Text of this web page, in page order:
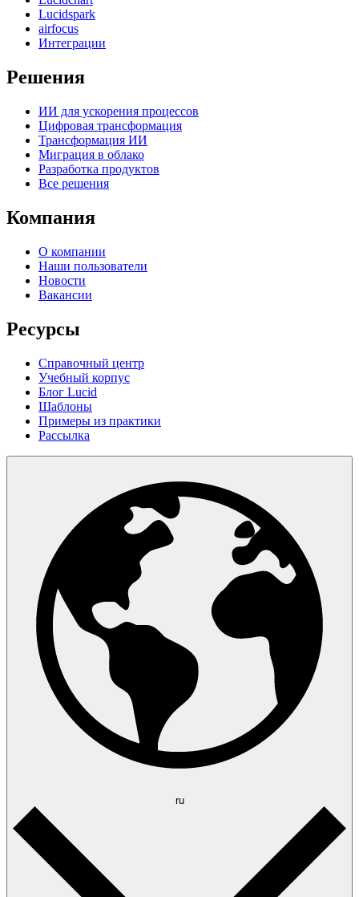
Lucidspark
airfocus
Интеграции
Решения
ИИ для ускорения процессов
Цифровая трансформация
Трансформация ИИ
Миграция в облако
Разработка продуктов
Все решения
Компания
О компании
Наши пользователи
Новости
Вакансии
Ресурсы
Справочный центр
Учебный корпус
Блог Lucid
Шаблоны
Примеры из практики
Рассылка
ru